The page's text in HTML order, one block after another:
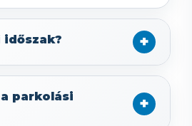
parkolási